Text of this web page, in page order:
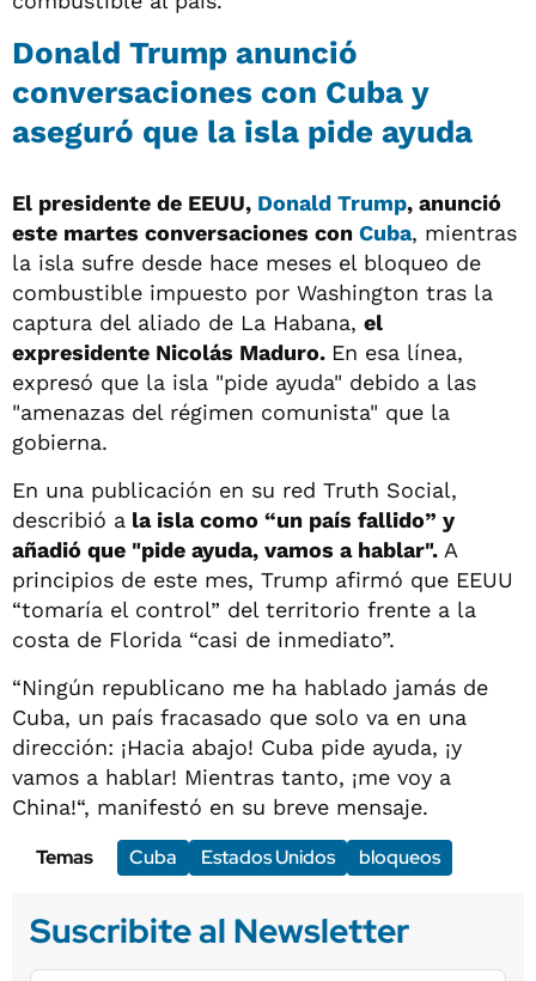
Donald Trump anunció
conversaciones con Cuba y
aseguró que la isla pide ayuda
El presidente de EEUU, Donald Trump, anunció
este martes conversaciones con Cuba, mientras
la isla sufre desde hace meses el bloqueo de
combustible impuesto por Washington tras la
captura del aliado de La Habana, el
expresidente Nicolás Maduro. En esa línea,
expresó que la isla "pide ayuda" debido a las
"amenazas del régimen comunista" que la
gobierna.
En una publicación en su red Truth Social,
describió a la isla como “un país fallido” y
añadió que "pide ayuda, vamos a hablar". A
principios de este mes, Trump afirmó que EEUU
“tomaría el control” del territorio frente a la
costa de Florida “casi de inmediato”.
“Ningún republicano me ha hablado jamás de
Cuba, un país fracasado que solo va en una
dirección: ¡Hacia abajo! Cuba pide ayuda, ¡y
vamos a hablar! Mientras tanto, ¡me voy a
China!“, manifestó en su breve mensaje.
Temas
Cuba Estados Unidos bloqueos
Suscribite al Newsletter